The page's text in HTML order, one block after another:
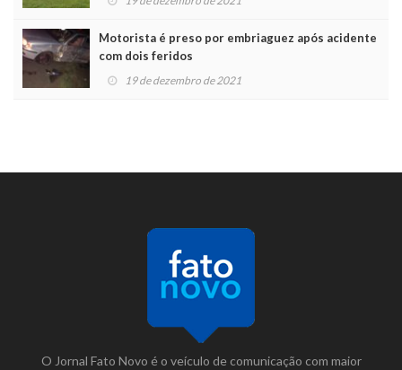
Motorista é preso por embriaguez após acidente
com dois feridos
19 de dezembro de 2021
O Jornal Fato Novo é o veículo de comunicação com maior